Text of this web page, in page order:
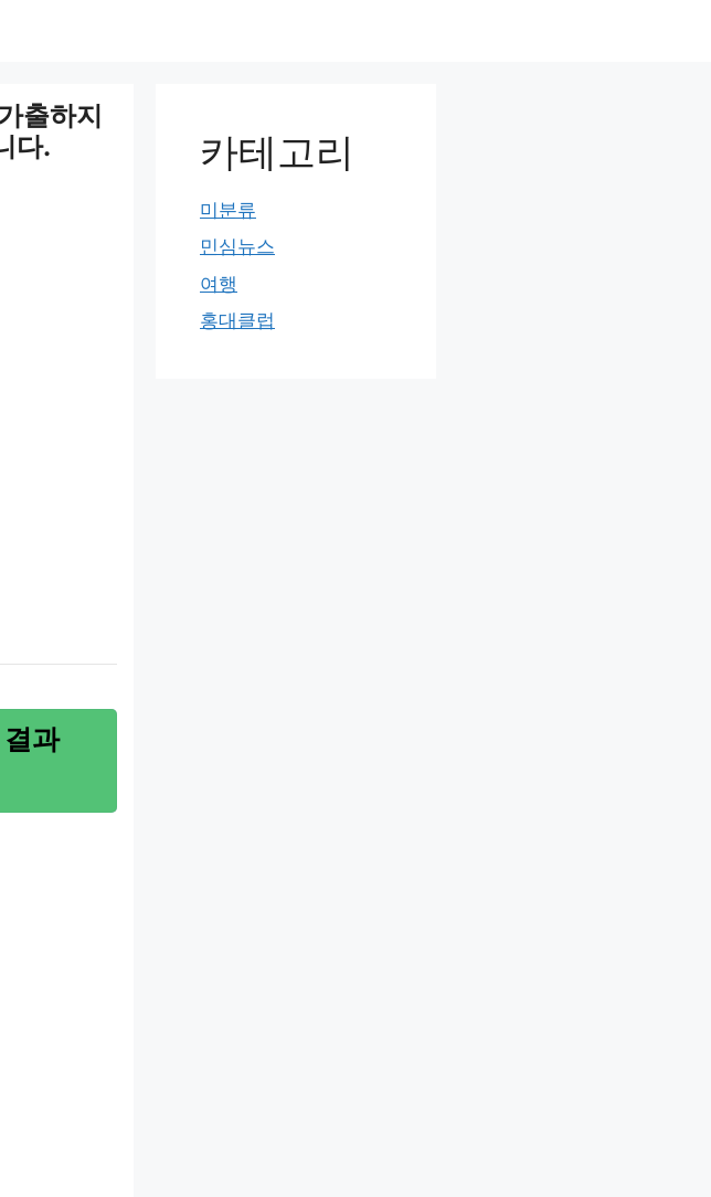
출하지
다.
과
카테고리
미분류
민심뉴스
여행
홍대클럽